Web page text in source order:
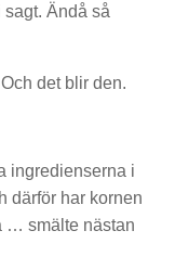
sagt. Ändå så
det blir den.
ingredienserna i
därför har kornen
… smälte nästan